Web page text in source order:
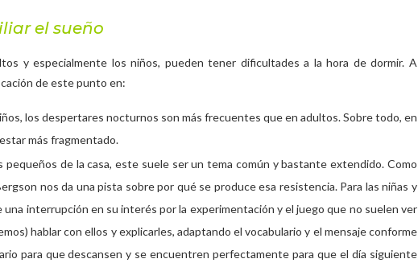
el sueño
y especialmente los niños, pueden tener dificultades a la hora de dormir. A
de este punto en:
los despertares nocturnos son más frecuentes que en adultos. Sobre todo, en
más fragmentado.
pequeños de la casa, este suele ser un tema común y bastante extendido. Como
nos da una pista sobre por qué se produce esa resistencia. Para las niñas y
una interrupción en su interés por la experimentación y el juego que no suelen ver
hablar con ellos y explicarles, adaptando el vocabulario y el mensaje conforme
para que descansen y se encuentren perfectamente para que el día siguiente